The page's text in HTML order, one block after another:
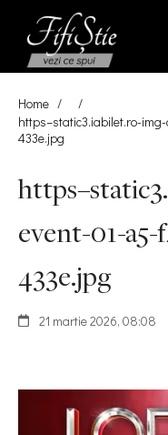
Home /
/
https–static3.iabilet.ro-
433e.jpg
event-01-
433e.jpg
21 martie 2026, 08:08